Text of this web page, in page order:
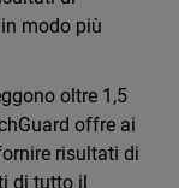
modo più
oltre 1,5
offre ai
risultati di
di tutto il